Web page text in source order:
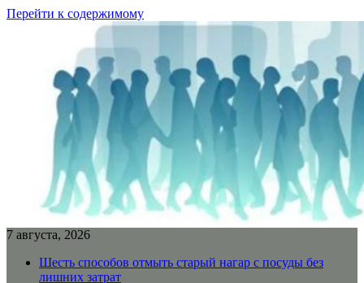
Перейти к содержимому
7 августа, 2026
Шесть способов отмыть старый нагар с посуды без
лишних затрат